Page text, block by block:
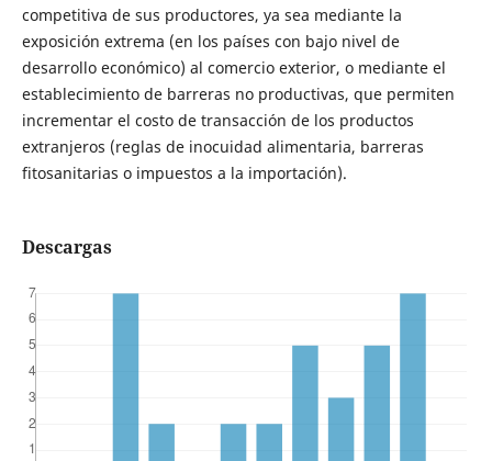
competitiva de sus productores, ya sea mediante la
exposición extrema (en los países con bajo nivel de
desarrollo económico) al comercio exterior, o mediante el
establecimiento de barreras no productivas, que permiten
incrementar el costo de transacción de los productos
extranjeros (reglas de inocuidad alimentaria, barreras
fitosanitarias o impuestos a la importación).
Descargas